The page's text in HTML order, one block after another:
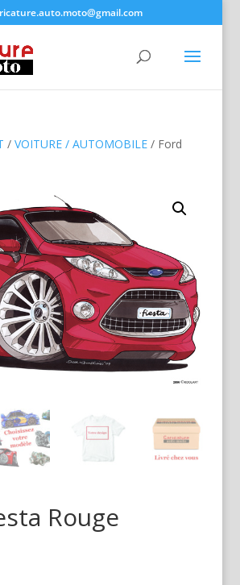
/ VOITURE / AUTOMOBILE/ Ford
Rouge